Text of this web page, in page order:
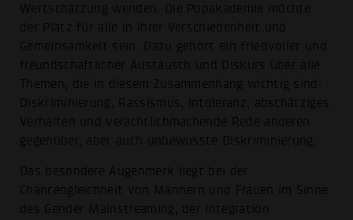
Wertschätzung wenden. Die Popakademie möchte
der Platz für alle in ihrer Verschiedenheit und
Gemeinsamkeit sein. Dazu gehört ein friedvoller und
freundschaftlicher Austausch und Diskurs über alle
Themen, die in diesem Zusammenhang wichtig sind:
Diskriminierung, Rassismus, Intoleranz, abschätziges
Verhalten und verächtlichmachende Rede anderen
gegenüber, aber auch unbewusste Diskriminierung.
Das besondere Augenmerk liegt bei der
Chancengleichheit von Männern und Frauen im Sinne
des Gender Mainstreaming, der Integration